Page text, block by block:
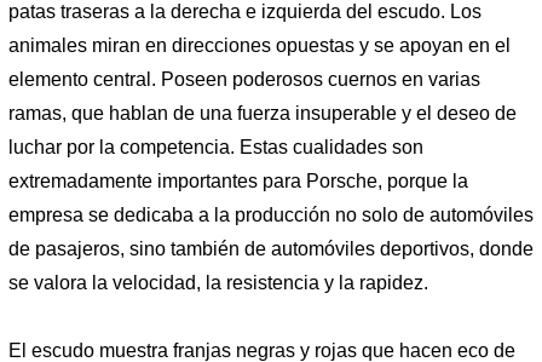
patas traseras a la derecha e izquierda del escudo. Los
animales miran en direcciones opuestas y se apoyan en el
elemento central. Poseen poderosos cuernos en varias
ramas, que hablan de una fuerza insuperable y el deseo de
luchar por la competencia. Estas cualidades son
extremadamente importantes para Porsche, porque la
empresa se dedicaba a la producción no solo de automóviles
de pasajeros, sino también de automóviles deportivos, donde
se valora la velocidad, la resistencia y la rapidez.
El escudo muestra franjas negras y rojas que hacen eco de